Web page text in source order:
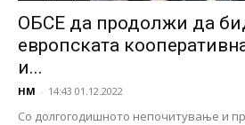
ОБСЕ да продолжи да
европската
и...
НМ - 14:43 01.12.2022
Со долгогодишното непочитување и